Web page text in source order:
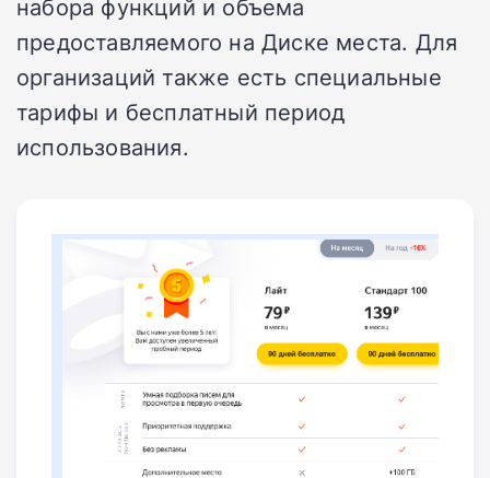
набора функций и объема
предоставляемого на Диске места. Для
организаций также есть специальные
тарифы и бесплатный период
использования.